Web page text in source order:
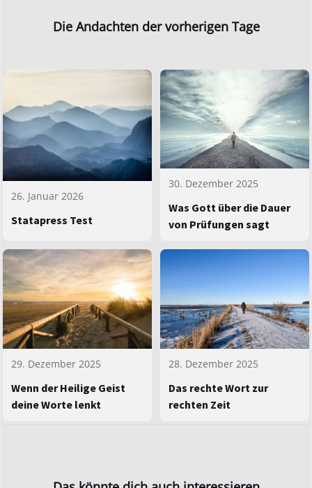
Die Andachten der vorherigen Tage
26. Januar 2026
Statapress Test
30. Dezember 2025
Was Gott über die Dauer
von Prüfungen sagt
29. Dezember 2025
Wenn der Heilige Geist
deine Worte lenkt
28. Dezember 2025
Das rechte Wort zur
rechten Zeit